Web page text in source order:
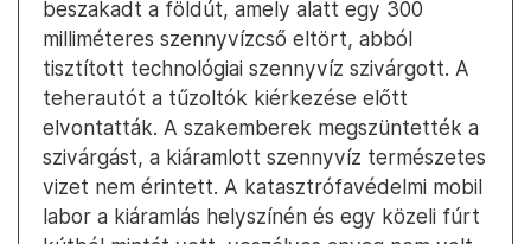
beszakadt a földút, amely alatt egy 300
milliméteres szennyvízcső eltört, abból
tisztított technológiai szennyvíz szivárgott. A
teherautót a tűzoltók kiérkezése előtt
elvontatták. A szakemberek megszüntették a
szivárgást, a kiáramlott szennyvíz természetes
vizet nem érintett. A katasztrófavédelmi mobil
labor a kiáramlás helyszínén és egy közeli fúrt